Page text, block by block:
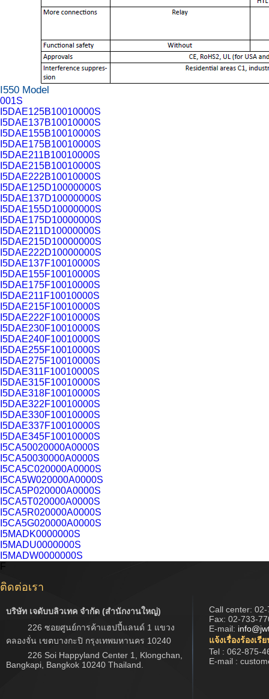
I550 Model
001S
I5DAE125B10010000S
I5DAE137B10010000S
I5DAE155B10010000S
I5DAE175B10010000S
I5DAE211B10010000S
I5DAE215B10010000S
I5DAE222B10010000S
I5DAE125D10000000S
I5DAE137D10000000S
I5DAE155D10000000S
I5DAE175D10000000S
I5DAE211D10000000S
I5DAE215D10000000S
I5DAE222D10000000S
I5DAE137F10010000S
I5DAE155F10010000S
I5DAE175F10010000S
I5DAE211F10010000S
I5DAE215F10010000S
I5DAE222F10010000S
I5DAE230F10010000S
I5DAE240F10010000S
I5DAE255F10010000S
I5DAE275F10010000S
I5DAE311F10010000S
I5DAE315F10010000S
I5DAE318F10010000S
I5DAE322F10010000S
I5DAE330F10010000S
I5DAE337F10010000S
I5DAE345F10010000S
I5CA50020000A0000S
I5CA50030000A0000S
I5CA5C020000A0000S
I5CA5W020000A0000S
I5CA5P020000A0000S
I5CA5T020000A0000S
I5CA5R020000A0000S
I5CA5G020000A0000S
I5MADK0000000S
I5MADU0000000S
I5MADW0000000S
F
ติดต่อเรา
บริษัท เจดับบลิวเทค จำกัด (สำนักงานใหญ่)
226 ซอยศูนย์การค้าแฮปปี้แลนด์ 1 แขวง
คลองจั่น เขตบางกะปิ กรุงเทพมหานคร 10240
226 Soi Happyland Center 1, Klongchan,
Bangkapi, Bangkok 10240 Thailand.
Call center: 02-
Fax: 02-733-
E-mail:
แจ้งเรื่องร้องเรี
Tel : 062-875-
E-mail :